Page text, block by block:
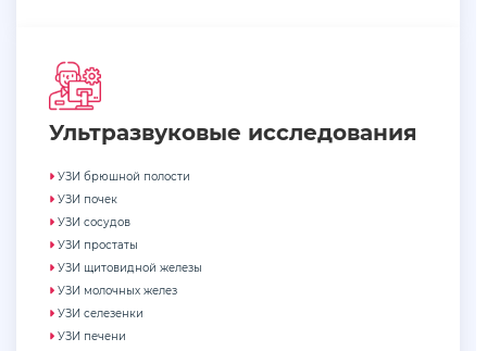
Ультразвуковые исследования
УЗИ брюшной полости
УЗИ почек
УЗИ сосудов
УЗИ простаты
УЗИ щитовидной железы
УЗИ молочных желез
УЗИ селезенки
УЗИ печени